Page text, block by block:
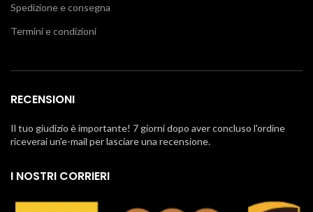
Spedizione e consegna
Termini e condizioni
RECENSIONI
Il tuo giudizio è importante! 7 giorni dopo aver concluso l'ordine
riceverai un'e-mail per lasciare una recensione.
I NOSTRI CORRIERI